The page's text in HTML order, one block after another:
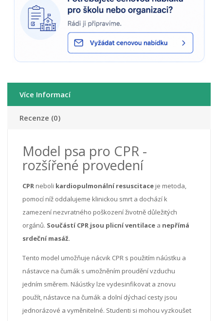
Více Informací
Recenze (0)
Model psa pro CPR -
rozšířené provedení
CPR neboli kardiopulmonální resuscitace je metoda,
pomocí níž oddalujeme klinickou smrt a dochází k
zamezení nezvratného poškození životně důležitých
orgánů. Součástí CPR jsou plicní ventilace a nepřímá
srdeční masáž.
Tento model umožňuje nácvik CPR s použitím náústku a
nástavce na čumák s umožněním proudění vzduchu
jedním směrem. Náústky lze vydesinfikovat a znovu
použít, nástavce na čumák a dolní dýchací cesty jsou
jednorázové a vyměnitelné. Studenti si mohou vyzkoušet